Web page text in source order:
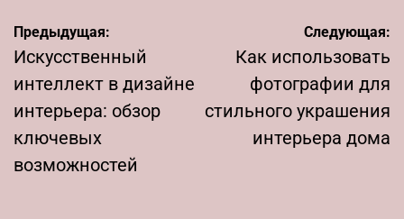
Навигация
по
записям
Предыдущая:
Искусственный
интеллект в дизайне
интерьера: обзор
ключевых
возможностей
Следующая:
Как использовать
фотографии для
стильного украшения
интерьера дома